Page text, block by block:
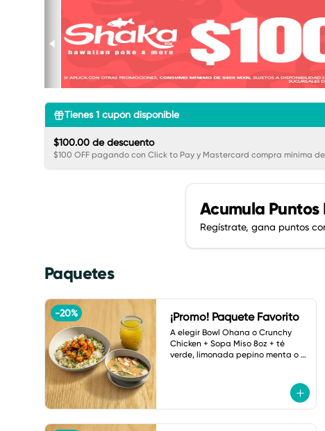
Tienes1 cupón disponible
$100.00 de descuento
$100 OFF pagando con Click to Pay y Mastercard compra mínima de
Acumula Puntos
Regístrate, gana puntos
Paquetes
-20% ¡Promo! Paquete Favorito
A elegir Bowl Ohana o Crunchy
Chicken + Sopa Miso 8oz + té
verde, limonada pepino menta o